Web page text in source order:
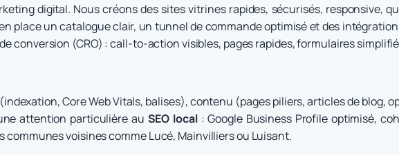
digital. Nous créons des sites vitrines rapides, sécurisés, responsive,
place un catalogue clair, un tunnel de commande optimisé et des
conversion (CRO) : call-to-action visibles, pages rapides, formulaires
Core Web Vitals, balises), contenu (pages piliers, articles de blog,
attention particulière au SEO local: Google Business Profile optimisé,
voisines comme Lucé, Mainvilliers ou Luisant.